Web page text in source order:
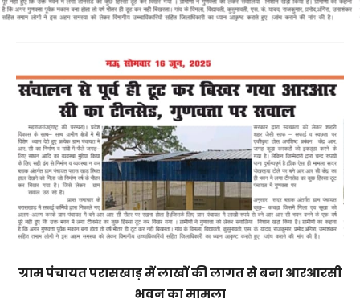
ग्राम पंचायत परासखाड़ में लाखों की लागत से बना आरआरसी
भवन का मामला